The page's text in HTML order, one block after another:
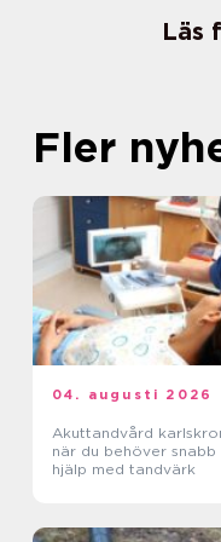
Läs
Fler
04. augusti 2026
Akuttandvård
när du behöver snabb
hjälp med tandvärk